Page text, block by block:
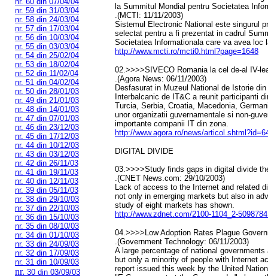
nr. 59 din 31/03/04
nr. 58 din 24/03/04
nr. 57 din 17/03/04
nr. 56 din 10/03/04
nr. 55 din 03/03/04
nr. 54 din 25/02/04
nr. 53 din 18/02/04
nr. 52 din 11/02/04
nr. 51 din 04/02/04
nr. 50 din 28/01/03
nr. 49 din 21/01/03
nr. 48 din 14/01/03
nr. 47 din 07/01/03
nr. 46 din 23/12/03
nr. 45 din 17/12/03
nr. 44 din 10/12/03
nr. 43 din 03/12/03
nr. 42 din 26/11/03
nr. 41 din 19/11/03
nr. 40 din 12/11/03
nr. 39 din 05/11/03
nr. 38 din 29/10/03
nr. 37 din 22/10/03
nr. 36 din 15/10/03
nr. 35 din 08/10/03
nr. 34 din 01/10/03
nr. 33 din 24/09/03
nr. 32 din 17/09/03
nr. 31 din 10/09/03
nr. 30 din 03/09/03
la Summitul Mondial pentru Societatea
.(MCTI: 11/11/2003)
Sistemul Electronic National este singurul
selectat pentru a fi prezentat in cadrul
Societatea Informationala care va avea loc
http://www.mcti.ro/mcti0.html?page=1648
02.>>>>SIVECO Romania la cel de-al IV-
.(Agora News: 06/11/2003)
Desfasurat in Muzeul National de Istorie
Interbalcanic de IT&C a reunit participanti
Turcia, Serbia, Croatia, Macedonia,
unor organizatii guvernamentale si non-
importante companii IT din zona.
http://www.agora.ro/news/
DIGITAL DIVIDE
03.>>>>Study finds gaps in digital divide
.(CNET News.com: 29/10/2003)
Lack of access to the Internet and related
not only in emerging markets but also in
study of eight markets has shown.
http://www.zdnet.com/2100-1104_2-
04.>>>>Low Adoption Rates Plague
.(Government Technology: 06/11/2003)
A large percentage of national
but only a minority of people with Internet
report issued this week by the United